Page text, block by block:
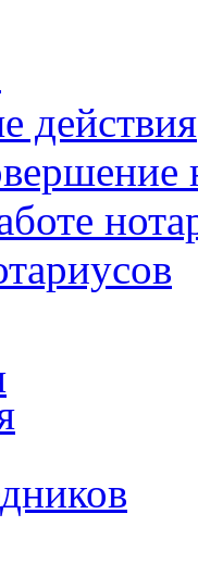
действия